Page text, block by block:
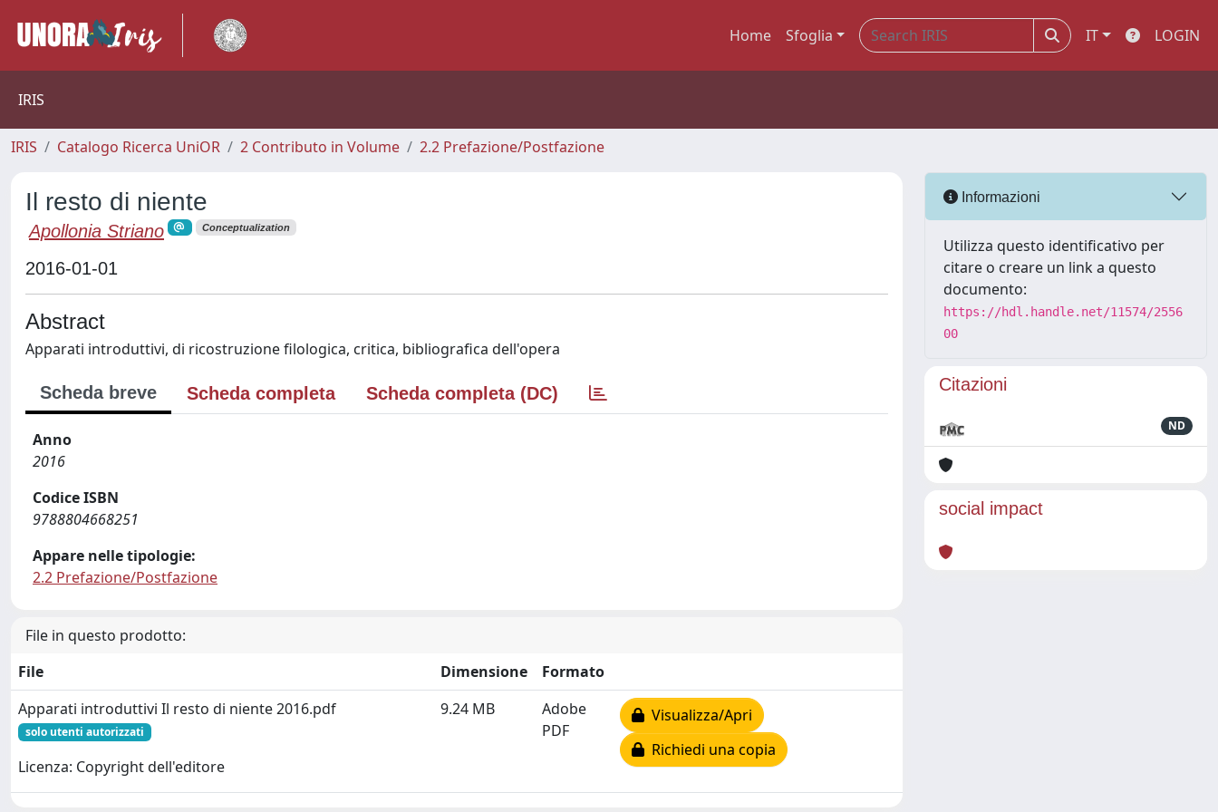
Home Sfoglia IT LOGIN
IRIS
IRIS Catalogo Ricerca UniOR 2 Contributo in Volume 2.2 Prefazione/Postfazione
Il resto di niente
Apollonia Striano Conceptualization
2016-01-01
Abstract
Apparati introduttivi, di ricostruzione filologica, critica, bibliografica dell'opera
Scheda breve Scheda completa Scheda completa (DC)
Anno
2016
Codice ISBN
9788804668251
Appare nelle tipologie:
2.2 Prefazione/Postfazione
File in questo prodotto:
File
Dimensione
Formato
Apparati introduttivi Il resto di niente 2016.pdf
solo utenti autorizzati
Licenza: Copyright dell'editore
9.24 MB
Adobe
PDF
Visualizza/Apri
Richiedi una copia
Informazioni
Utilizza questo identificativo per
citare o creare un link a questo
documento:
https://hdl.handle.net/11574/2556
00
Citazioni
ND
social impact